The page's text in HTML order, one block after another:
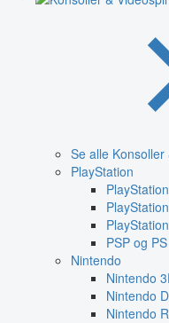
Se alle Konsoller
PlayStation
PSP og
Nintendo
Nintendo
Nintendo
Nintendo